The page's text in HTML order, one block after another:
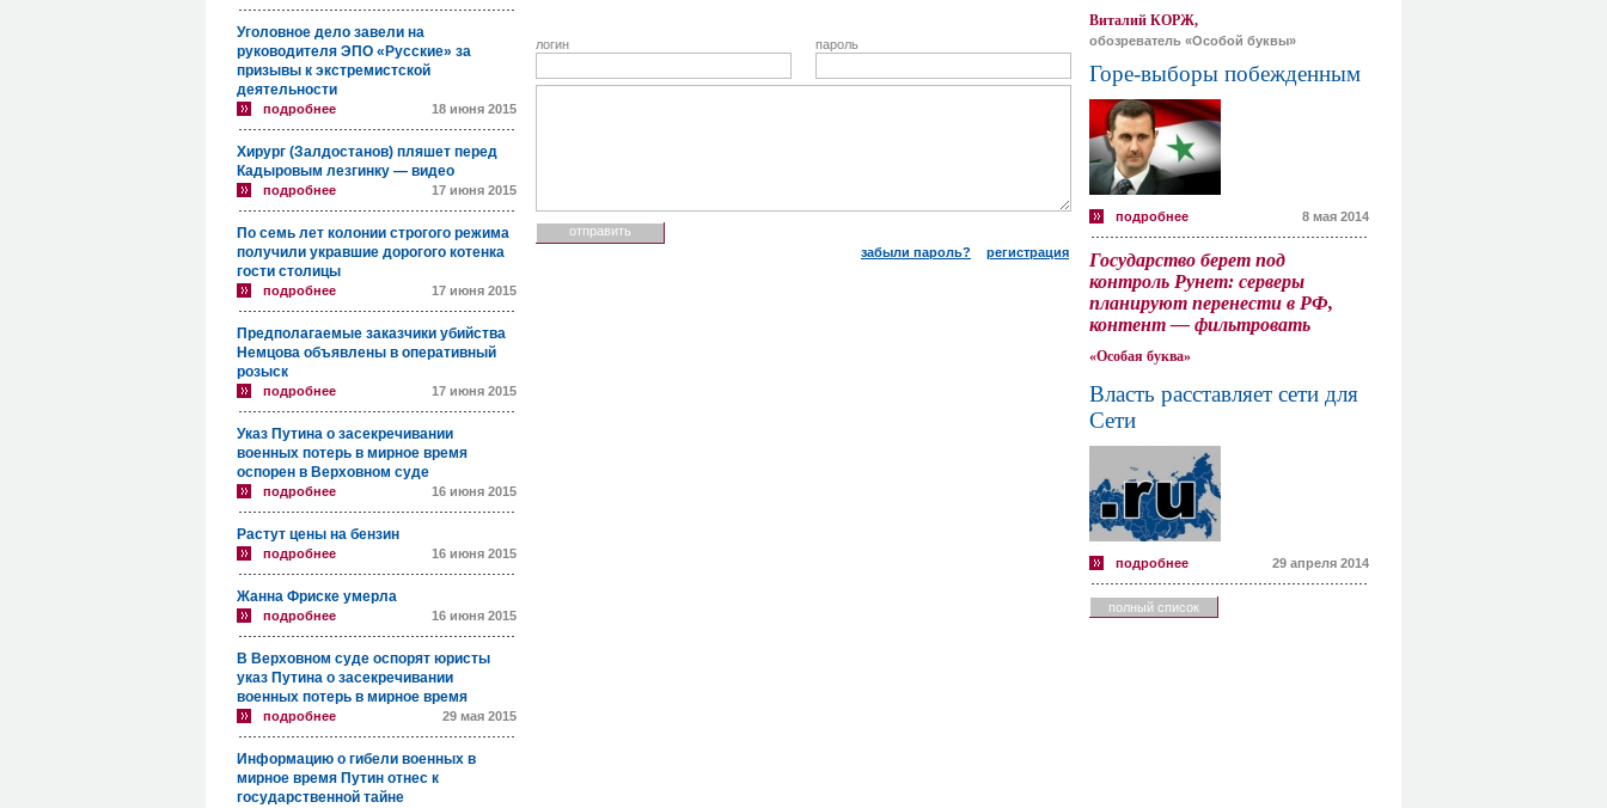
Уголовное дело завели на
руководителя ЭПО «Русские» за
призывы к экстремистской
деятельности
подробнее 18 июня 2015
Хирург (Залдостанов) пляшет перед
Кадыровым лезгинку — видео
подробнее 17 июня 2015
По семь лет колонии строгого режима
получили укравшие дорогого котенка
гости столицы
подробнее 17 июня 2015
Предполагаемые заказчики убийства
Немцова объявлены в оперативный
розыск
подробнее 17 июня 2015
Указ Путина о засекречивании
военных потерь в мирное время
оспорен в Верховном суде
подробнее 16 июня 2015
Растут цены на бензин
подробнее 16 июня 2015
Жанна Фриске умерла
подробнее 16 июня 2015
В Верховном суде оспорят юристы
указ Путина о засекречивании
военных потерь в мирное время
подробнее 29 мая 2015
Информацию о гибели военных в
мирное время Путин отнес к
государственной тайне
логин пароль
забыли пароль? регистрация
Виталий КОРЖ,
обозреватель «Особой буквы»
Горе-выборы побежденным
подробнее 8 мая 2014
Государство берет под
контроль Рунет: серверы
планируют перенести в РФ,
контент — фильтровать
«Особая буква»
Власть расставляет сети для
Сети
подробнее 29 апреля 2014
полный список